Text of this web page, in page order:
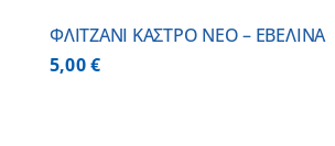
ΦΛΙΤΖΑΝΙ ΚΑΣΤΡΟ ΝΕΟ – ΕΒΕΛΙΝΑ
5,00€